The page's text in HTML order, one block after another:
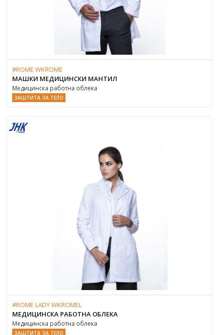
#ROME WKROME
МАШКИ МЕДИЦИНСКИ МАНТИЛ
Медицинска работна облека
ЗАШТИТА ЗА ТЕЛО
#ROME LADY WKROMEL
МЕДИЦИНСКА РАБОТНА ОБЛЕКА
Медицинска работна облека
ЗАШТИТА ЗА ТЕЛО